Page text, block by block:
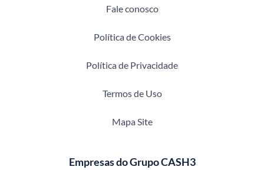
Fale conosco
Política de Cookies
Política de Privacidade
Termos de Uso
Mapa Site
Empresas do Grupo CASH3